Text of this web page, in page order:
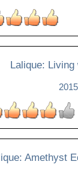
Lalique:
Amethyst